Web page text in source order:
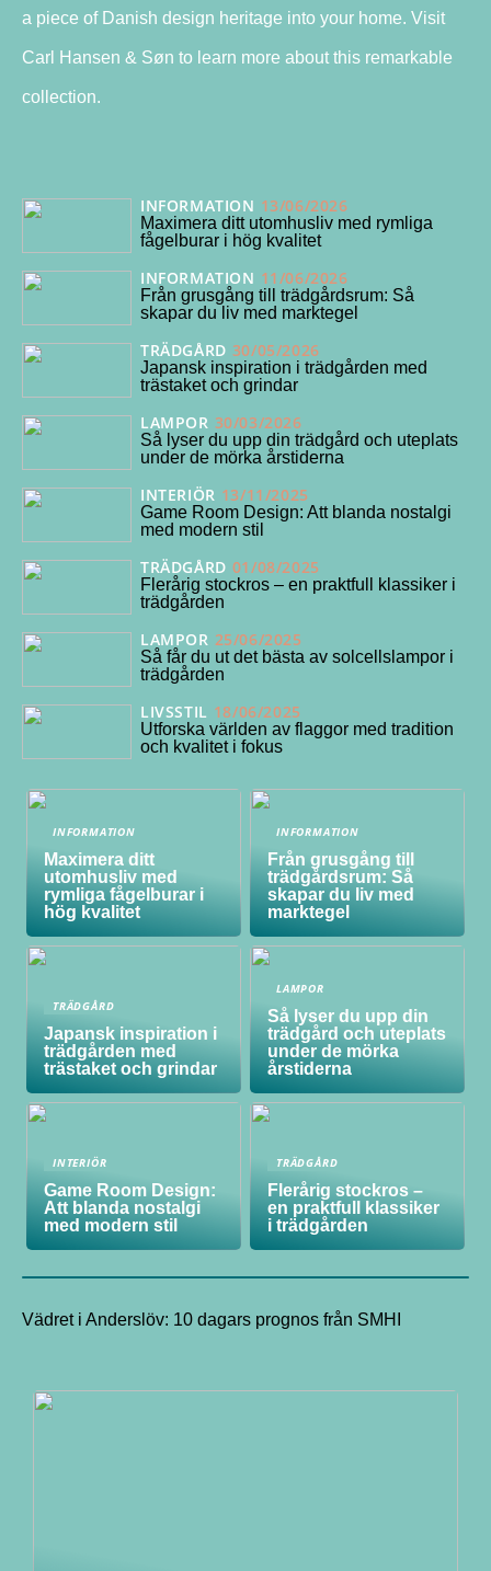
a piece of Danish design heritage into your home. Visit
Carl Hansen & Søn to learn more about this remarkable
collection.
INFORMATION 13/06/2026
Maximera ditt utomhusliv med rymliga
fågelburar i hög kvalitet
INFORMATION 11/06/2026
Från grusgång till trädgårdsrum: Så
skapar du liv med marktegel
TRÄDGÅRD 30/05/2026
Japansk inspiration i trädgården med
trästaket och grindar
LAMPOR 30/03/2026
Så lyser du upp din trädgård och uteplats
under de mörka årstiderna
INTERIÖR 13/11/2025
Game Room Design: Att blanda nostalgi
med modern stil
TRÄDGÅRD 01/08/2025
Flerårig stockros – en praktfull klassiker i
trädgården
LAMPOR 25/06/2025
Så får du ut det bästa av solcellslampor i
trädgården
LIVSSTIL 18/06/2025
Utforska världen av flaggor med tradition
och kvalitet i fokus
INFORMATION
Maximera ditt
utomhusliv med
rymliga fågelburar i
hög kvalitet
INFORMATION
Från grusgång till
trädgårdsrum: Så
skapar du liv med
marktegel
TRÄDGÅRD
Japansk inspiration i
trädgården med
trästaket och grindar
LAMPOR
Så lyser du upp din
trädgård och uteplats
under de mörka
årstiderna
INTERIÖR
Game Room Design:
Att blanda nostalgi
med modern stil
TRÄDGÅRD
Flerårig stockros –
en praktfull klassiker
i trädgården
Vädret i Anderslöv: 10 dagars prognos från SMHI